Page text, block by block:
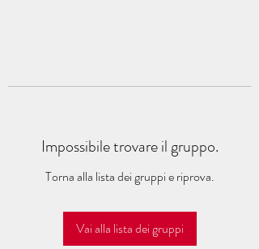
Impossibile trovare il gruppo.
Torna alla lista dei gruppi e riprova.
Vai alla lista dei gruppi